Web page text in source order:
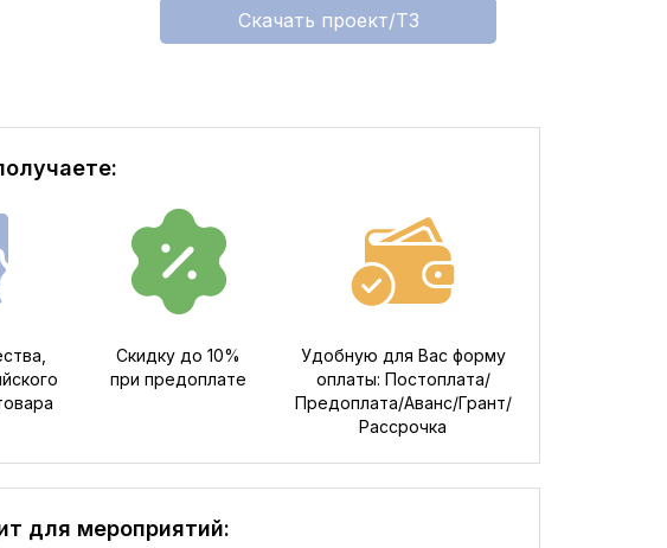
Скачать проект/ТЗ
Скидку до 10%
при предоплате
Удобную для Вас форму
оплаты: Постоплата/
Предоплата/Аванс/Грант/
Рассрочка
для мероприятий: